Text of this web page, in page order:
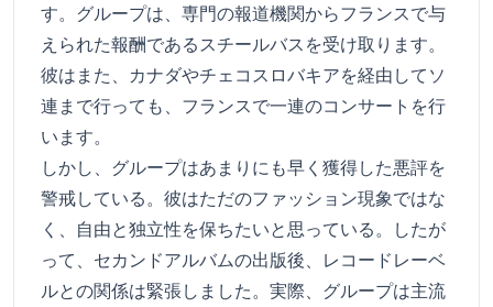
す。グループは、専門の報道機関からフランスで与
えられた報酬であるスチールバスを受け取ります。
彼はまた、カナダやチェコスロバキアを経由してソ
連まで行っても、フランスで一連のコンサートを行
います。
しかし、グループはあまりにも早く獲得した悪評を
警戒している。彼はただのファッション現象ではな
く、自由と独立性を保ちたいと思っている。したが
って、セカンドアルバムの出版後、レコードレーベ
ルとの関係は緊張しました。実際、グループは主流